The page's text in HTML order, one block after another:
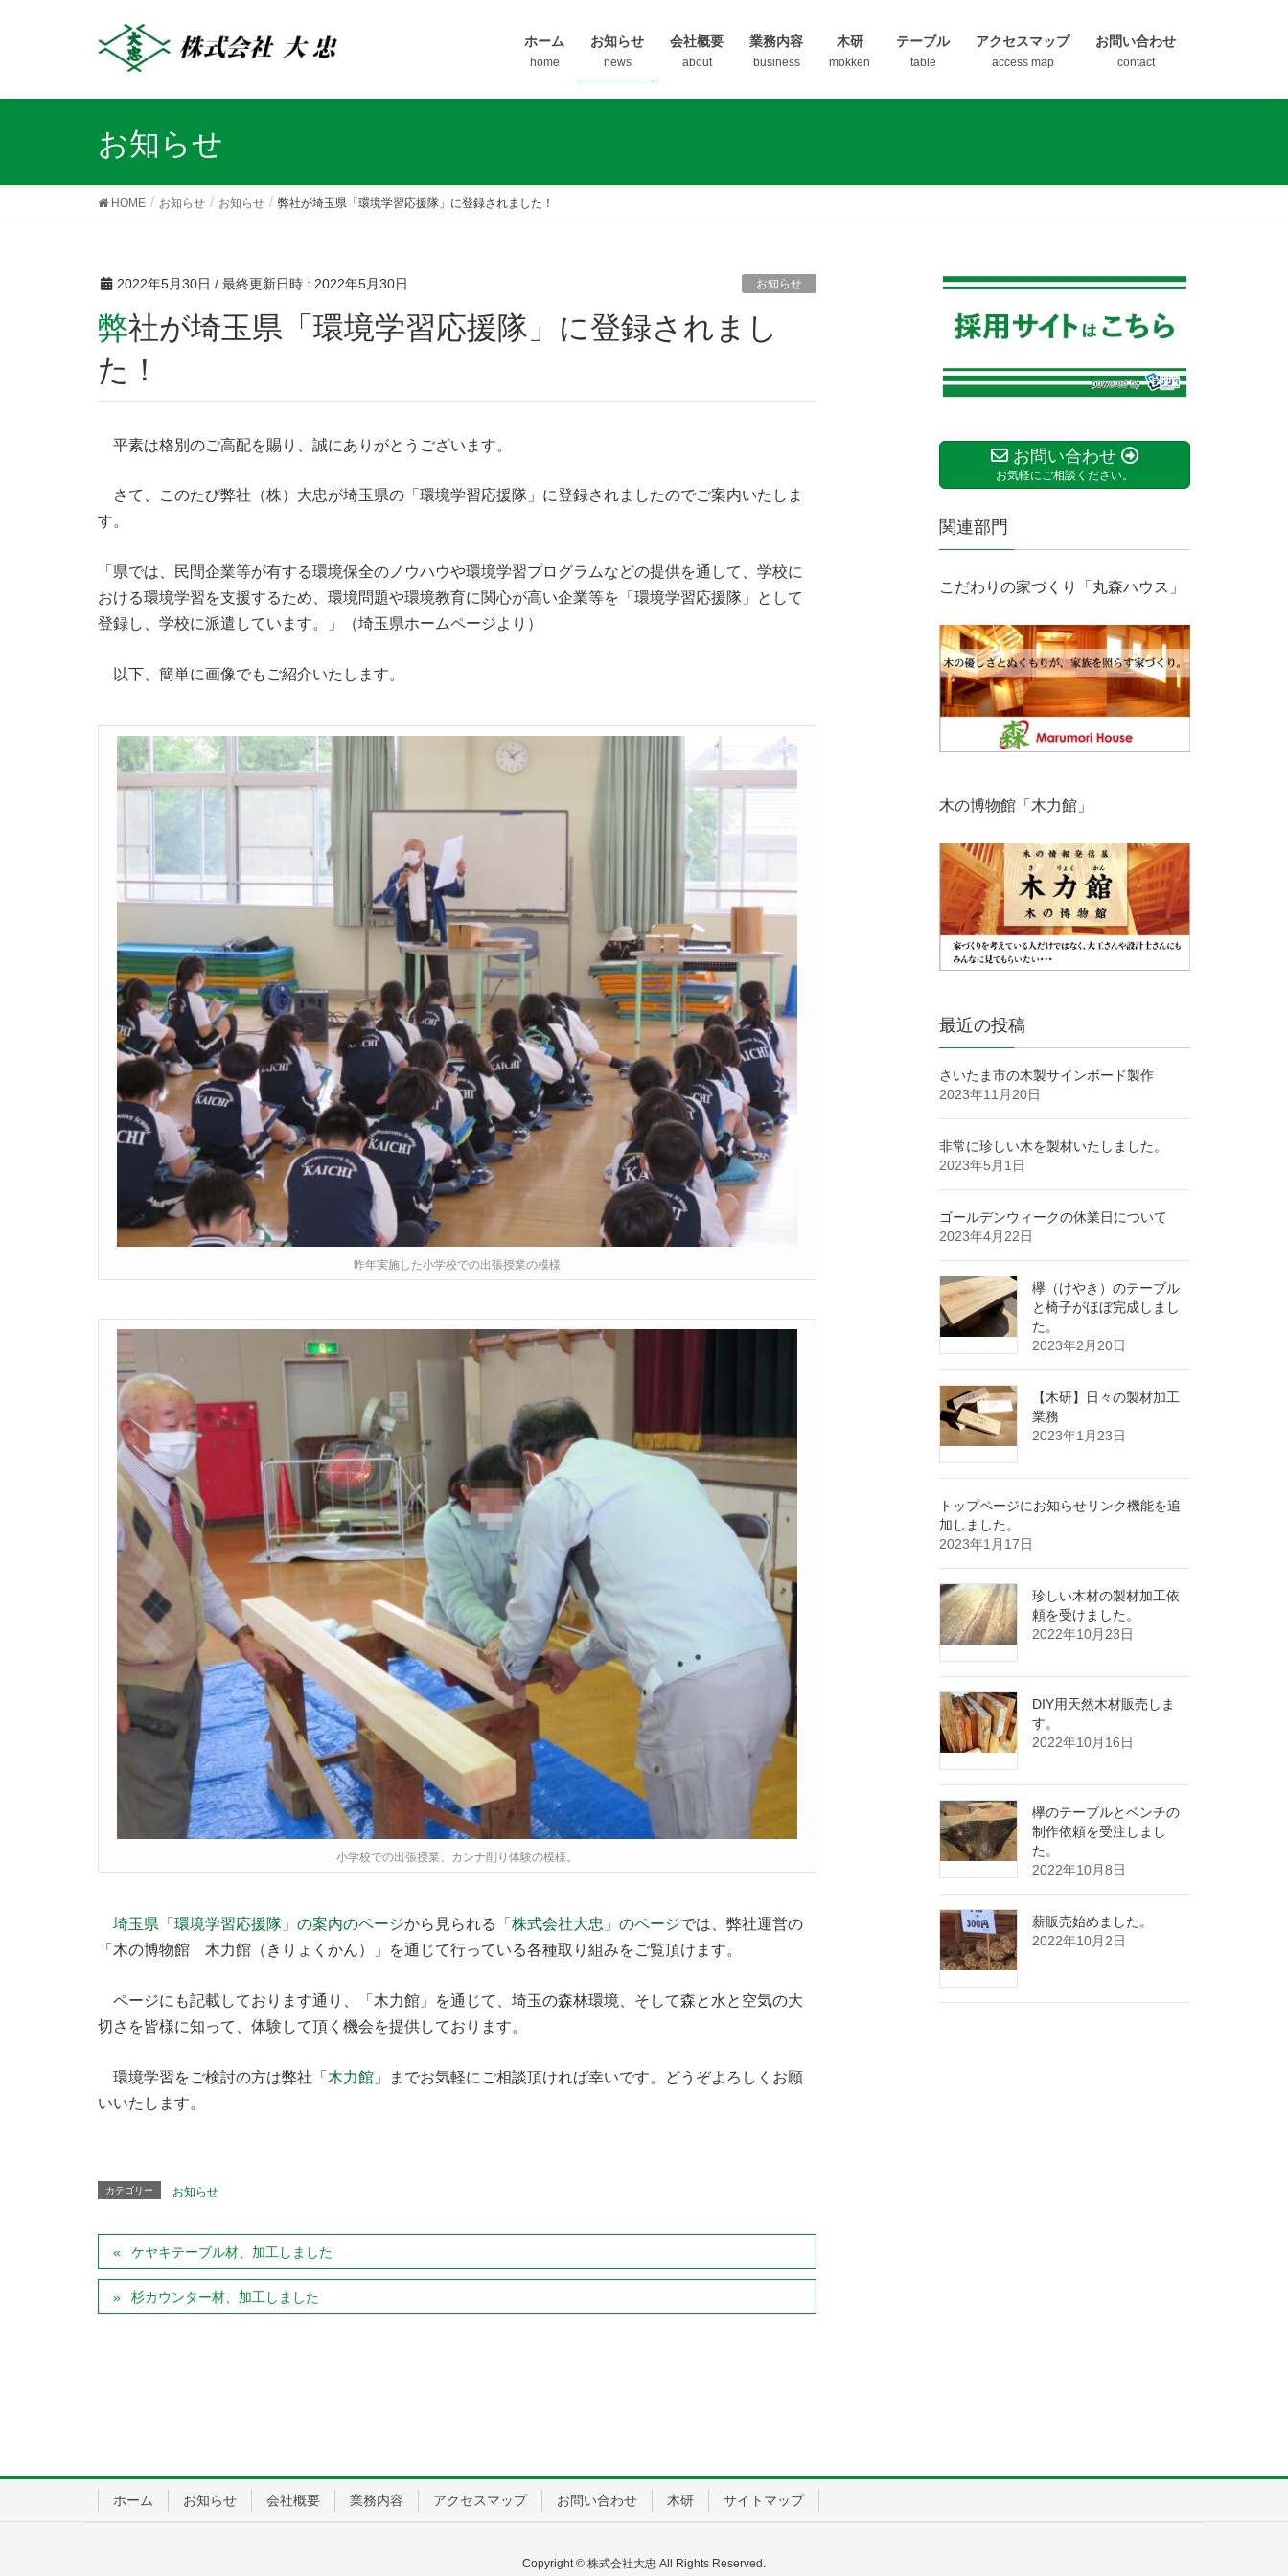
ホーム
home
お知らせ
news
会社概要
about
業務内容
business
木研
mokken
テーブル
table
アクセスマップ
access map
お問い合わせ
contact
お知らせ
HOME お知らせ お知らせ 弊社が埼玉県「環境学習応援隊」に登録されました！
2022年5月30日 / 最終更新日時 : 2022年5月30日 お知らせ
弊社が埼玉県「環境学習応援隊」に登録されまし
た！
平素は格別のご高配を賜り、誠にありがとうございます。
さて、このたび弊社（株）大忠が埼玉県の「環境学習応援隊」に登録されましたのでご案内いたしま
す。
「県では、民間企業等が有する環境保全のノウハウや環境学習プログラムなどの提供を通して、学校に
おける環境学習を支援するため、環境問題や環境教育に関心が高い企業等を「環境学習応援隊」として
登録し、学校に派遣しています。」（埼玉県ホームページより）
以下、簡単に画像でもご紹介いたします。
昨年実施した小学校での出張授業の模様
小学校での出張授業、カンナ削り体験の模様。
埼玉県「環境学習応援隊」の案内のページから見られる 「株式会社大忠」のページでは、弊社運営の
「木の博物館 木力館（きりょくかん）」を通じて行っている各種取り組みをご覧頂けます。
ページにも記載しております通り、「木力館」を通じて、埼玉の森林環境、そして森と水と空気の大
切さを皆様に知って、体験して頂く機会を提供しております。
環境学習をご検討の方は弊社「 木力館 」までお気軽にご相談頂ければ幸いです。どうぞよろしくお願
いいたします。
カテゴリー お知らせ
ケヤキテーブル材、加工しました
杉カウンター材、加工しました
お問い合わせ
お気軽にご相談ください。
関連部門
こだわりの家づくり「丸森ハウス」
木の博物館「木力館」
最近の投稿
さいたま市の木製サインボード製作
2023年11月20日
非常に珍しい木を製材いたしました。
2023年5月1日
ゴールデンウィークの休業日について
2023年4月22日
欅（けやき）のテーブル
と椅子がほぼ完成しまし
た。
2023年2月20日
【木研】日々の製材加工
業務
2023年1月23日
トップページにお知らせリンク機能を追
加しました。
2023年1月17日
珍しい木材の製材加工依
頼を受けました。
2022年10月23日
DIY用天然木材販売しま
す。
2022年10月16日
欅のテーブルとベンチの
制作依頼を受注しまし
た。
2022年10月8日
薪販売始めました。
2022年10月2日
ホーム お知らせ 会社概要 業務内容 アクセスマップ お問い合わせ 木研 サイトマップ
Copyright © 株式会社大忠 All Rights Reserved.